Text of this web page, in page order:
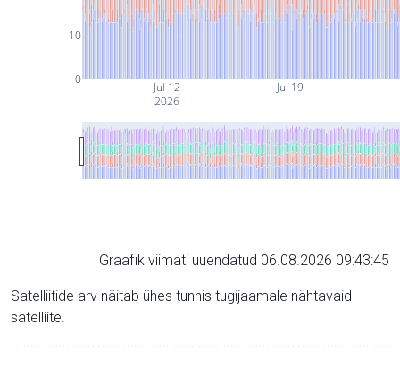
Jul 12
2026
Jul 19
0
10
Graafik viimati uuendatud 06.08.2026 09:43:45
Satelliitide arv näitab ühes tunnis tugijaamale nähtavaid
satelliite.